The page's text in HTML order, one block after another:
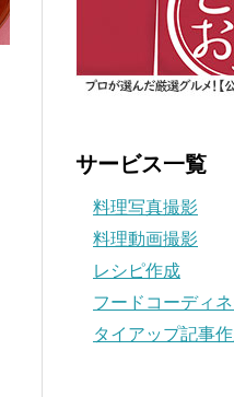
サービス一覧
料理写真撮影
料理動画撮影
レシピ作成
フードコーディ
タイアップ記事